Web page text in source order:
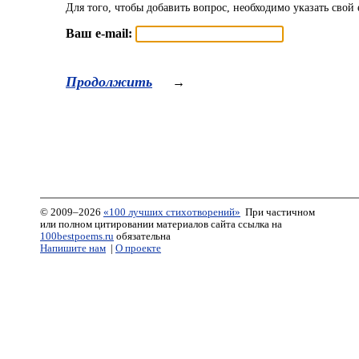
Для того, чтобы добавить вопрос, необходимо указать свой
Ваш e-mail:
Продолжить →
© 2009–2026 «100 лучших стихотворений» При частичном
или полном цитировании материалов сайта ссылка на
100bestpoems.ru обязательна
Напишите нам
О проекте